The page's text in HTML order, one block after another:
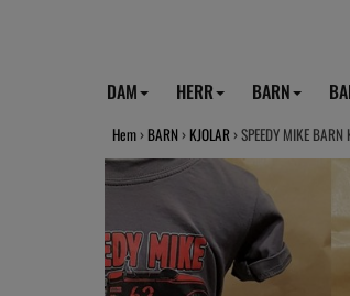
DAM HERR BARN
Hem › BARN › KJOLAR › SPEEDY MIKE